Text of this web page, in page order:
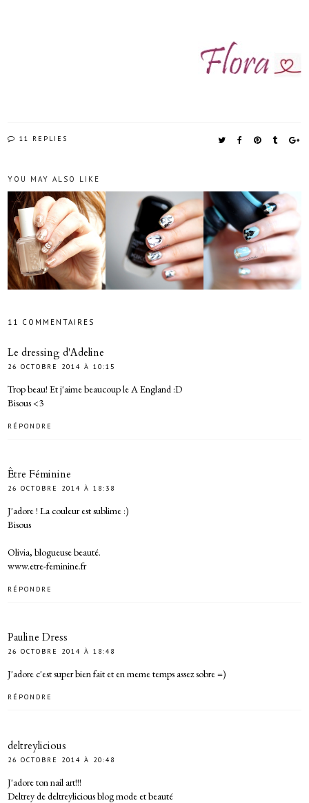
11 REPLIES
YOU MAY ALSO LIKE
11 COMMENTAIRES
Le dressing d'Adeline
26 OCTOBRE 2014 À 10:15
Trop beau! Et j'aime beaucoup le A England :D
Bisous <3
RÉPONDRE
Être Féminine
26 OCTOBRE 2014 À 18:38
J'adore ! La couleur est sublime :)
Bisous
Olivia, blogueuse beauté.
www.etre-feminine.fr
RÉPONDRE
Pauline Dress
26 OCTOBRE 2014 À 18:48
J'adore c'est super bien fait et en meme temps assez sobre =)
RÉPONDRE
deltreylicious
26 OCTOBRE 2014 À 20:48
J'adore ton nail art!!!
Deltrey de deltreylicious blog mode et beauté